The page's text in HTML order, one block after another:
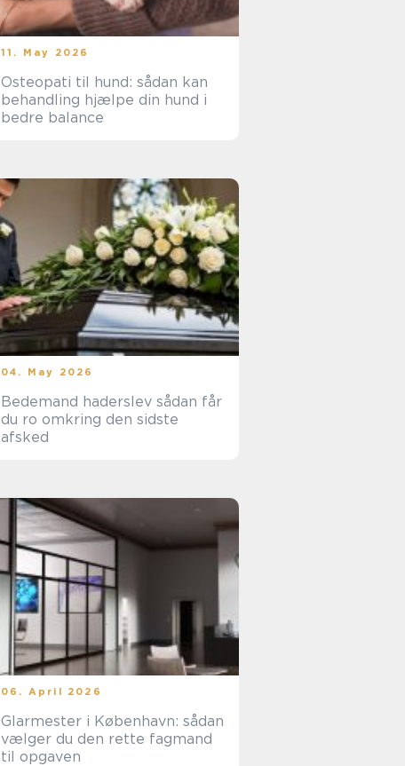
11. May 2026
Osteopati til hund: sådan kan
behandling hjælpe din hund i
bedre balance
04. May 2026
Bedemand haderslev sådan får
du ro omkring den sidste
afsked
06. April 2026
Glarmester i København: sådan
vælger du den rette fagmand
til opgaven